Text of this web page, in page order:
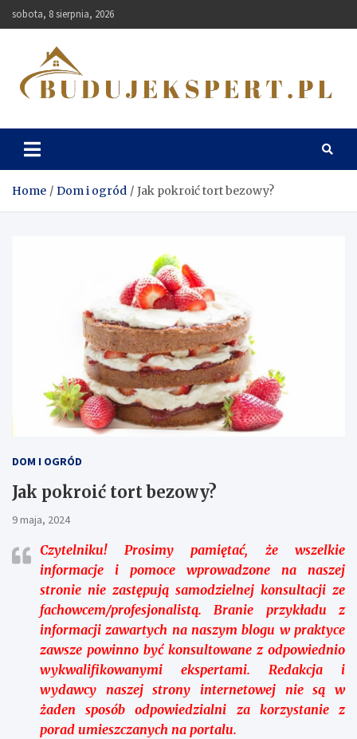
Skip
to
sobota, 8 sierpnia, 2026
Budujekspert
Home Dom i ogród Jak pokroić tort bezowy?
DOM I OGRÓD
Jak pokroić tort bezowy?
9 maja, 2024
Czytelniku!Prosimy pamiętać, że wszelkie
informacje i pomoce wprowadzone na naszej
stronie nie zastępują samodzielnej konsultacji ze
fachowcem/profesjonalistą. Branie przykładu z
informacji zawartych na naszym blogu w praktyce
zawsze powinno być konsultowane z odpowiednio
wykwalifikowanymi ekspertami. Redakcja i
wydawcy naszej strony internetowej nie są w
żaden sposób odpowiedzialni za korzystanie z
porad umieszczanych na portalu.